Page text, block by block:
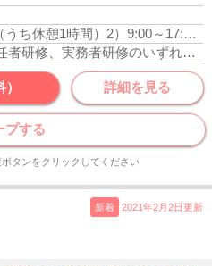
ち休憩1時間） 2）9:00～17:30（うち休憩1時間）
介護福祉士、初任者研修、実務者研修のいずれかの資格をお持ちの方
詳細を見る
プする
タンをクリックしてください
新着 2021年2月2日更新